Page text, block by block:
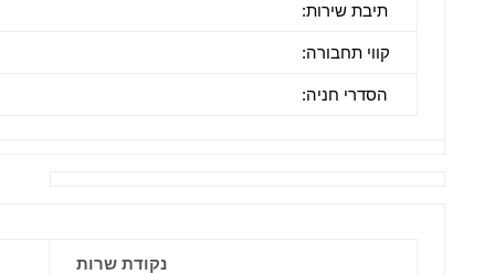
תיבת שירות:
קווי תחבורה:
הסדרי חניה:
נקודת שרות